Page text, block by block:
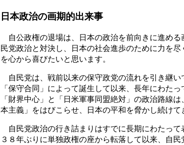
日本政治の画期的出来事
自公政権の退場は、日本の政治を前向きに進める
民党政治と対決し、日本の社会進歩のために力を
を心から喜びたいと思います。
自民党は、戦前以来の保守政党の流れを引き継い
「保守合同」によって誕生して以来、長年にわた
「財界中心」と「日米軍事同盟絶対」の政治路線
本主義」をはびこらせ、日本の平和を脅かし続けて
自民党政治の行き詰まりはすでに長期にわたって
３８年ぶりに単独政権の座から転落して以来、自